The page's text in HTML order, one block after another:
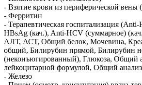
- Взятие крови из периферической вены
- Ферритин
- Терапевтическая госпитализация
HBsAg (кач.), Anti-HCV (суммарное)
АЛТ, АСТ, Общий белок, Мочевина,
общий, Билирубин прямой, Билирубин
(неконъюгированный), Глюкоза, Общий
лейкоцитарной формулой, Общий
- Железо